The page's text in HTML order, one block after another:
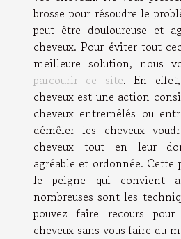
brosse pour résoudre le
peut être douloureuse et
cheveux. Pour éviter tout
meilleure solution, nous
parcourir ce site. En
cheveux est une action
cheveux entremêlés ou
démêler les cheveux
cheveux tout en leur
agréable et ordonnée. Cette
le peigne qui convient
nombreuses sont les
pouvez faire recours
cheveux sans vous faire du